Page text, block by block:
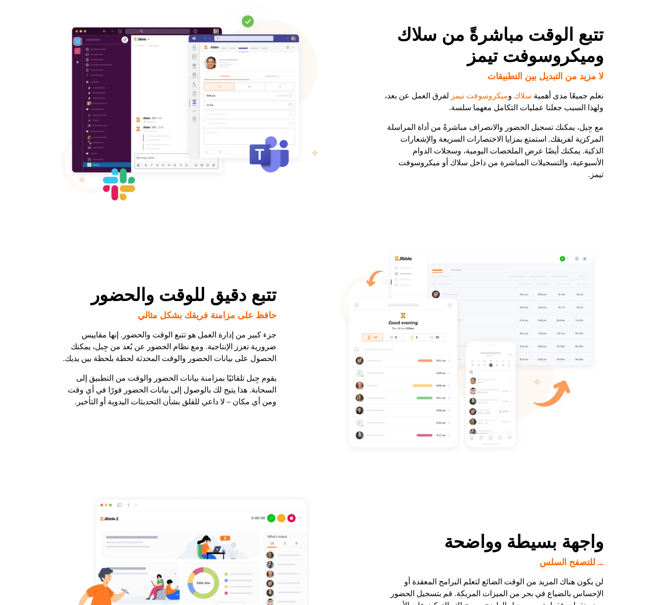
تتبع الوقت مباشرةً من سلاك
وميكروسوفت تيمز
لا مزيد من التبديل بين التطبيقات
نعلم جميعًا مدى أهمية سلاك وميكروسوفت تيمز لفرق العمل عن بعد،
ولهذا السبب جعلنا عمليات التكامل معهما سلسة.
مع جِبل، يمكنك تسجيل الحضور والانصراف مباشرةً من أداة المراسلة
المركزية لفريقك. استمتع بمزايا الاختصارات السريعة والإشعارات
الذكية. يمكنك أيضًا عرض الملخصات اليومية، وسجلات الدوام
الأسبوعية، والتسجيلات المباشرة من داخل سلاك أو ميكروسوفت
تيمز.
تتبع دقيق للوقت والحضور
حافظ على مزامنة فريقك بشكل مثالي
جزء كبير من إدارة العمل هو تتبع الوقت والحضور. إنها مقاييس
ضرورية تعزز الإنتاجية. ومع نظام الحضور عن بُعد من جِبل، يمكنك
الحصول على بيانات الحضور والوقت المحدثة لحظة بلحظة بين يديك.
يقوم جِبل تلقائيًا بمزامنة بيانات الحضور والوقت من التطبيق إلى
السحابة. هذا يتيح لك بالوصول إلى بيانات الحضور فورًا في أي وقت
ومن أي مكان – لا داعي للقلق بشأن التحديثات اليدوية أو التأخير.
واجهة بسيطة وواضحة
... للتصفح السلس
لن يكون هناك المزيد من الوقت الضائع لتعلم البرامج المعقدة أو
الإحساس بالضياع في بحر من الميزات المربكة. قم بتسجيل الحضور